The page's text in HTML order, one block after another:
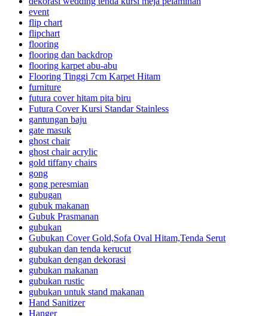
event
flip chart
flipchart
flooring
flooring dan backdrop
flooring karpet abu-abu
Flooring Tinggi 7cm Karpet Hitam
furniture
futura cover hitam pita biru
Futura Cover Kursi Standar Stainless
gantungan baju
gate masuk
ghost chair
ghost chair acrylic
gold tiffany chairs
gong
gong peresmian
gubugan
gubuk makanan
Gubuk Prasmanan
gubukan
Gubukan Cover Gold,Sofa Oval Hitam,Tenda Serut
gubukan dan tenda kerucut
gubukan dengan dekorasi
gubukan makanan
gubukan rustic
gubukan untuk stand makanan
Hand Sanitizer
Hanger